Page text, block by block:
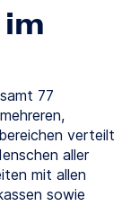
77
verteilt
aller
mit allen
sowie